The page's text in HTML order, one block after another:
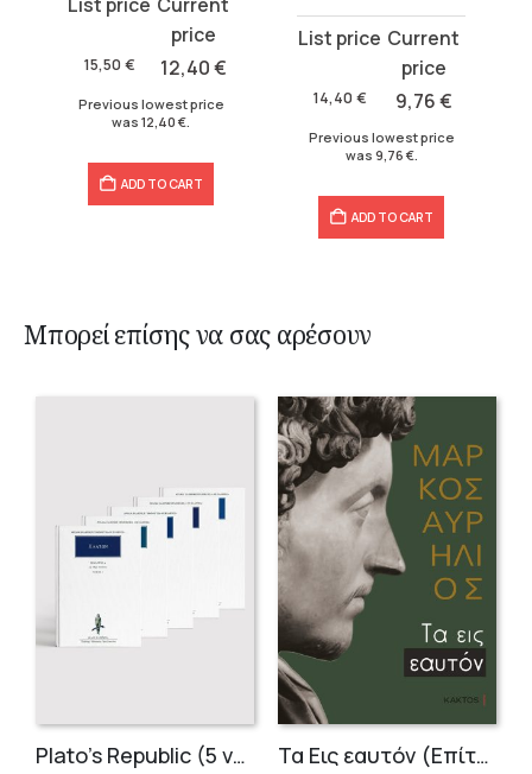
14,40€
price
was:
14,40 €.
9,76€
price
is:
9,76 €.
14,40 €
Original
was:
10,64€
Current
is:
Previous lowest price
was 10,64€
ADD TO CART
Μπορεί επίσης να σας αρέσουν
Plato’s Republic (5 volumes) Τα Εις εαυτόν (Επίτομο) – Μάρκος Αυρήλιος